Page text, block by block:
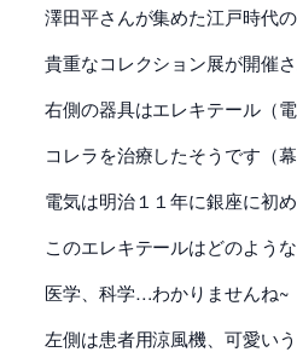
澤田平さんが集めた江戸時代
貴重なコレクション展が開催
右側の器具はエレキテール（電
コレラを治療したそうです（幕
電気は明治１１年に銀座に初
このエレキテールはどのよう
医学、科学…わかりませんね~
左側は患者用涼風機、可愛い